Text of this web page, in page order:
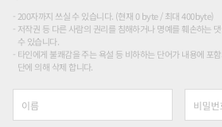
200자까지 쓰실 수 있습니다. (현재 0 byte / 최대 400byte)
저작권 등 다른 사람의 권리를 침해하거나 명예를 훼손하는
수 있습니다.
타인에게 불쾌감을 주는 욕설 등 비하하는 단어가 내용에 포
단에 의해 삭제 합니다.